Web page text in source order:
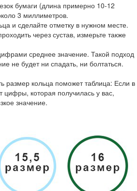
бумаги (длина примерно 10-12
3 миллиметров.
и сделайте отметку в нужном месте.
через сустав, измерьте также
среднее значение. Такой подход
не будет ни спадать, ни болтаться.
размер кольца поможет таблица: Если в
цифры, которая получилась у вас,
значение.